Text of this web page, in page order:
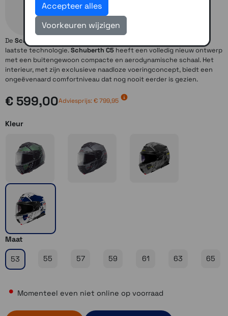
De Schuberth C5
is een helm van de laatste generatie vol met de
laatste technologie.Schuberth C5 heeft een volledig nieuw ontwerp
met een buitengewoon compacte en aerodynamische schaal. Het
interieur, met zijn exclusieve naadloze voeringconcept, biedt een
ongeëvenaard comfortniveau dat nog nooit eerder is gezien.
€ 599,00Adviesprijs: € 799,95
Kleur
Maat
53 55 57 59 61 63 65
Momenteel even niet online op voorraad
Accepteer alles
Voorkeuren wijzigen